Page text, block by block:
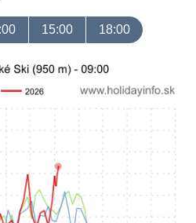
15:00 18:00